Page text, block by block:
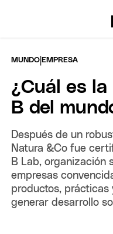
MUNDO |EMPRESA
¿Cuál es la
B del
Después de un
Natura &Co fue
B Lab, organización
empresas
productos, prácticas
generar desarrollo